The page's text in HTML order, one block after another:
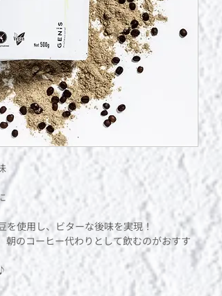
使用し、ビターな後味を実現！
朝のコーヒー代わりとして飲むのがおすす